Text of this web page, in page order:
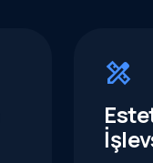
design_services